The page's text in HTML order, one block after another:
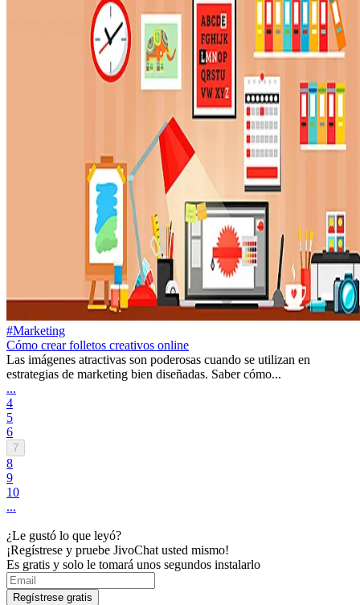
#Marketing
Cómo crear folletos creativos online
Las imágenes atractivas son poderosas cuando se utilizan en
estrategias de marketing bien diseñadas. Saber cómo...
...
4
5
6
7
8
9
10
...
¿Le gustó lo que leyó?
¡Regístrese y pruebe JivoChat usted mismo!
Es gratis y solo le tomará unos segundos instalarlo
Regístrese gratis